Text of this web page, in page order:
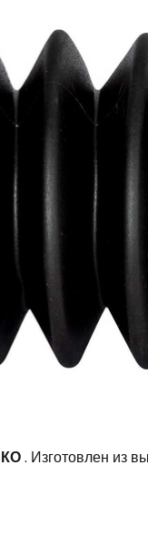
. Изготовлен из